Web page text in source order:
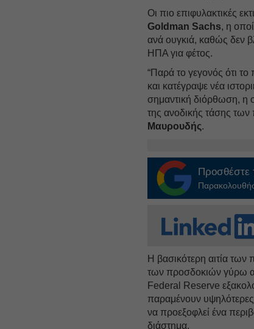
Οι πιο επιφυλακτικές
Goldman Sachs, η
ανά ουγκιά, καθώς δεν
ΗΠΑ για φέτος.
“Παρά το γεγονός ότι το
και κατέγραψε νέα
σημαντική διόρθωση, η
της ανοδικής τάσης
Μαυρουδής.
Προσθέστε
Η βασικότερη αιτία
των προσδοκιών γύρω
Federal Reserve
παραμένουν
να προεξοφλεί ένα
διάστημα.